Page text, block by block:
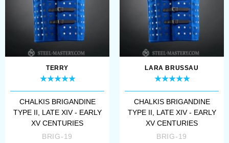
TERRY
CHALKIS BRIGANDINE
TYPE II, LATE XIV - EARLY
XV CENTURIES
BRIG-19
LARA BRUSSAU
CHALKIS BRIGANDINE
TYPE II, LATE XIV - EARLY
XV CENTURIES
BRIG-19